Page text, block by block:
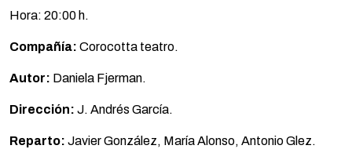
Hora: 20:00 h.
Compañía: Corocotta teatro.
Autor: Daniela Fjerman.
Dirección: J. Andrés García.
Reparto: Javier González, María Alonso, Antonio Glez.